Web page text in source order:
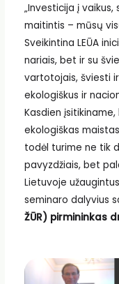
„Investicija į
maitintis – mūsų
Sveikintina LEŪA
nariais, bet ir su
vartotojais, šviesti
ekologiškus ir
Kasdien
ekologiškas
todėl turime ne tik
pavyzdžiais, bet
Lietuvoje
seminaro dalyvius
ŽŪR) pirmininkas